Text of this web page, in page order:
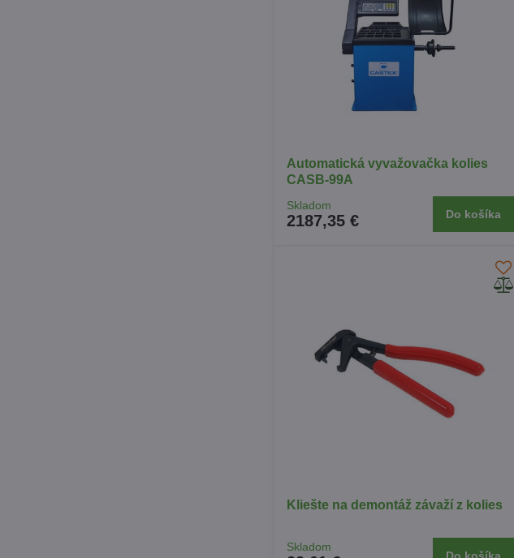
Automatická vyvažovačka kolies
CASB-99A
Skladom
2187,35 € Do košíka
Kliešte na demontáž závaží z kolies
Skladom
Do košíka